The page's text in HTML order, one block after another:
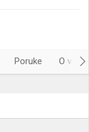
Poruke O